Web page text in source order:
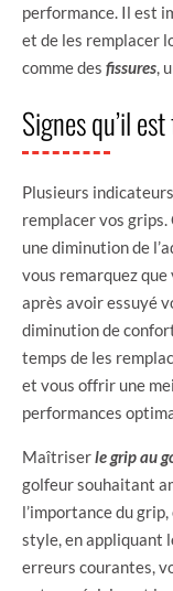
performance. Il est
et de les remplacer
comme des fissures ,
Signes qu’il
Plusieurs
remplacer vos
une diminution de
vous remarquez
après avoir essuyé
diminution de
temps de les
et vous offrir une
performances
Maîtriserle grip au
golfeur souhaitant
l’importance du
style, en appliquant
erreurs courantes,